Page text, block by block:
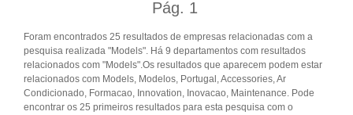
Pág. 1
Foram encontrados 25 resultados de empresas relacionadas com a
pesquisa realizada "Models". Há 9 departamentos com resultados
relacionados com "Models".Os resultados que aparecem podem estar
relacionados com Models, Modelos, Portugal, Accessories, Ar
Condicionado, Formacao, Innovation, Inovacao, Maintenance. Pode
encontrar os 25 primeiros resultados para esta pesquisa com o